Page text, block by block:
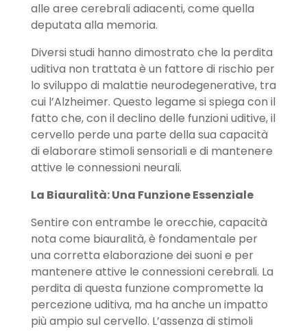
alle aree cerebrali adiacenti, come quella
deputata alla memoria.
Diversi studi hanno dimostrato che la perdita
uditiva non trattata è un fattore di rischio per
lo sviluppo di malattie neurodegenerative, tra
cui l’Alzheimer. Questo legame si spiega con il
fatto che, con il declino delle funzioni uditive, il
cervello perde una parte della sua capacità
di elaborare stimoli sensoriali e di mantenere
attive le connessioni neurali.
La Biauralità: Una Funzione Essenziale
Sentire con entrambe le orecchie, capacità
nota come biauralità, è fondamentale per
una corretta elaborazione dei suoni e per
mantenere attive le connessioni cerebrali. La
perdita di questa funzione compromette la
percezione uditiva, ma ha anche un impatto
più ampio sul cervello. L’assenza di stimoli